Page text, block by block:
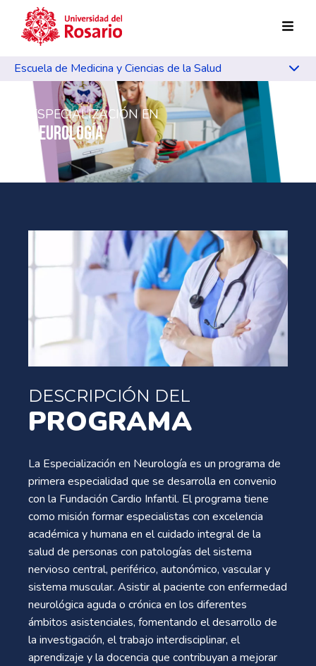
Pasar al contenido principal
Escuela de Medicina y Ciencias de la Salud
ESPECIALIZACIÓN EN
NEUROLOGÍA
DESCRIPCIÓN DEL
PROGRAMA
La Especialización en Neurología es un programa de
primera especialidad que se desarrolla en convenio
con la Fundación Cardio Infantil. El programa tiene
como misión formar especialistas con excelencia
académica y humana en el cuidado integral de la
salud de personas con patologías del sistema
nervioso central, periférico, autonómico, vascular y
sistema muscular. Asistir al paciente con enfermedad
neurológica aguda o crónica en los diferentes
ámbitos asistenciales, fomentando el desarrollo de
la investigación, el trabajo interdisciplinar, el
aprendizaje y la docencia que contribuyan a mejorar